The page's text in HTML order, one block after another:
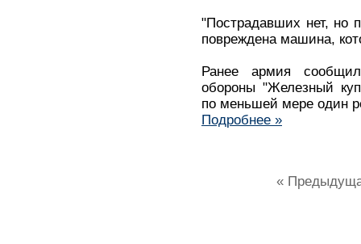
"Пострадавших нет, но
повреждена машина,
Ранее армия
обороны "Железный
по меньшей мере один
Подробнее »
«